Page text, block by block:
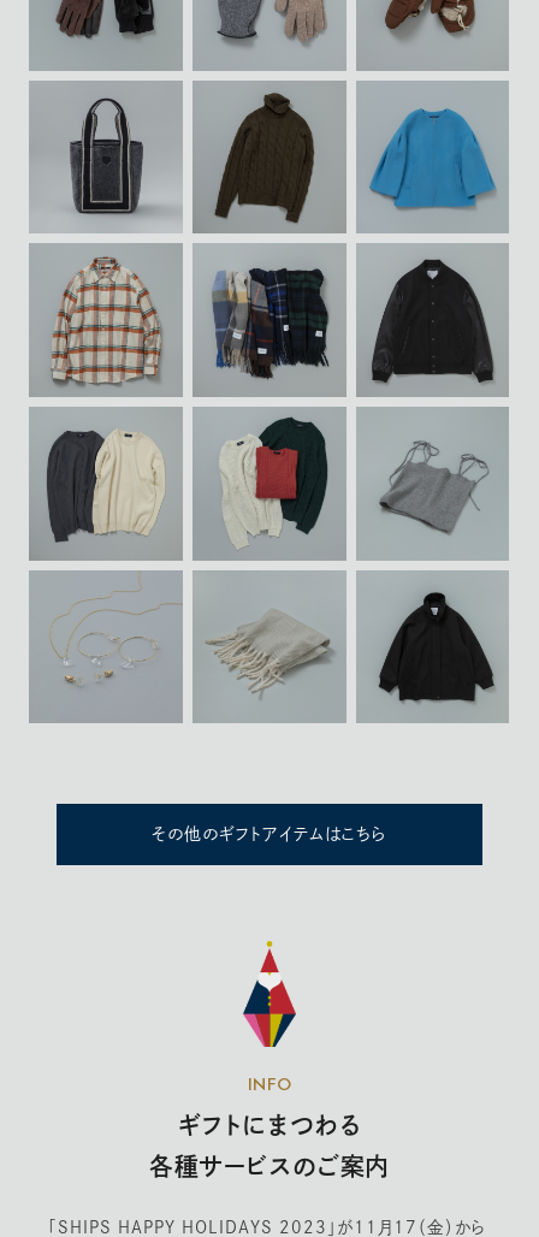
その他のギフトアイテムはこちら
INFO
ギフトにまつわる
各種サービスのご案内
「SHIPS HAPPY HOLIDAYS 2023」が11月17（金）から